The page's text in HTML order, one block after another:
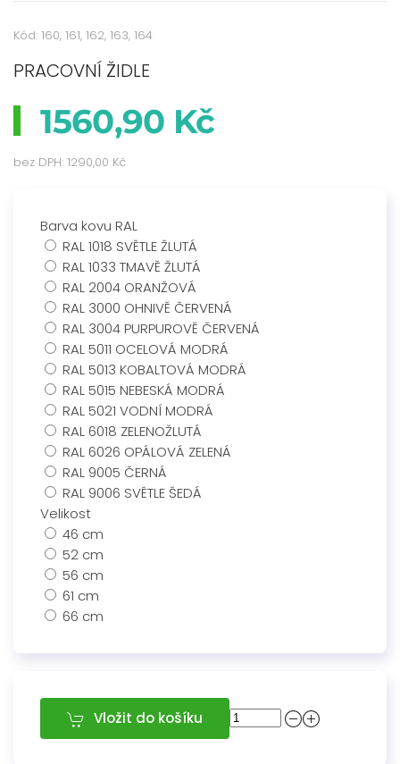
Kód: 160, 161, 162, 163, 164
PRACOVNÍ ŽIDLE
1560,90 Kč
bez DPH: 1290,00 Kč
Barva kovu RAL
RAL 1018 SVĚTLE ŽLUTÁ
RAL 1033 TMAVĚ ŽLUTÁ
RAL 2004 ORANŽOVÁ
RAL 3000 OHNIVĚ ČERVENÁ
RAL 3004 PURPUROVĚ ČERVENÁ
RAL 5011 OCELOVÁ MODRÁ
RAL 5013 KOBALTOVÁ MODRÁ
RAL 5015 NEBESKÁ MODRÁ
RAL 5021 VODNÍ MODRÁ
RAL 6018 ZELENOŽLUTÁ
RAL 6026 OPÁLOVÁ ZELENÁ
RAL 9005 ČERNÁ
RAL 9006 SVĚTLE ŠEDÁ
Velikost
46 cm
52 cm
56 cm
61 cm
66 cm
Vložit do košíku